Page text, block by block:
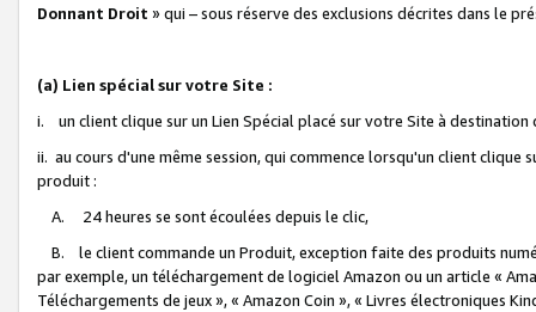
Donnant Droit » qui – sous réserve des exclusions décrites dans le
(a) Lien spécial sur votre Site :
i. un client clique sur un Lien Spécial placé sur votre Site à destination
ii. au cours d'une même session, qui commence lorsqu'un client
produit :
A. 24 heures se sont écoulées depuis le clic,
B. le client commande un Produit, exception faite des produits
par exemple, un téléchargement de logiciel Amazon ou un article «
Téléchargements de jeux », « Amazon Coin », « Livres électroniques